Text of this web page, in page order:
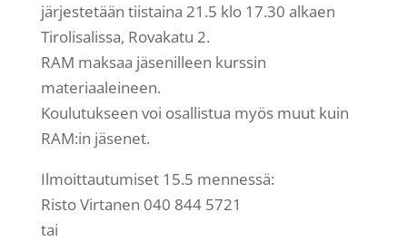
järjestetään tiistaina 21.5 klo 17.30 alkaen
Tirolisalissa, Rovakatu 2.
RAM maksaa jäsenilleen kurssin
materiaaleineen.
Koulutukseen voi osallistua myös muut kuin
RAM:in jäsenet.
Ilmoittautumiset 15.5 mennessä:
Risto Virtanen 040 844 5721
tai